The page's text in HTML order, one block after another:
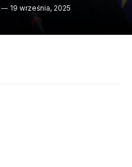
19 września, 2025